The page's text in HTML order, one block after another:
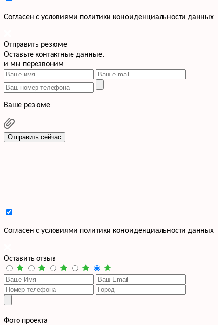
Cогласен с условиями политики конфиденциальности данных
Отправить резюме
Оставьте контактные данные,
и мы перезвоним
Ваше резюме
Отправить сейчас
Cогласен с условиями политики конфиденциальности данных
Оставить отзыв
Фото проекта